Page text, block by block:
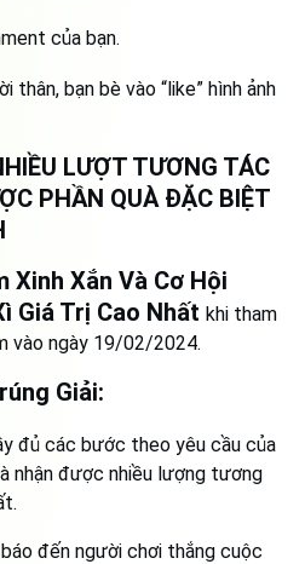
của bạn.
thân, bạn bè vào “like” hình ảnh
LƯỢT TƯƠNG TÁC
PHẦN QUÀ ĐẶC BIỆT
Xinh Xắn Và Cơ Hội
Giá Trị Cao Nhất khi tham
vào ngày 19/02/2024.
Giải:
đủ các bước theo yêu cầu của
nhận được nhiều lượng tương
đến người chơi thắng cuộc